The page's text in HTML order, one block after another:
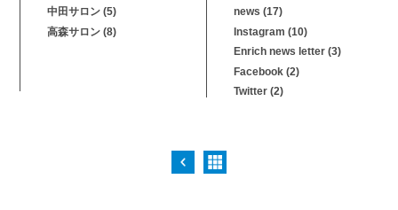
中田サロン (5)
高森サロン (8)
news (17)
Instagram (10)
Enrich news letter (3)
Facebook (2)
Twitter (2)